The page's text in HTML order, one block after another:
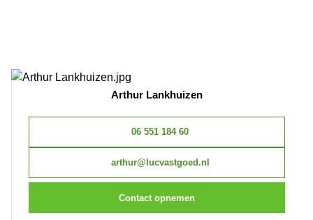
Arthur Lankhuizen
06 551 184 60
arthur@lucvastgoed.nl
Contact opnemen